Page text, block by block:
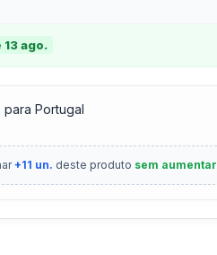
13 ago.
Portugal
+11 un. deste produto sem aumentar